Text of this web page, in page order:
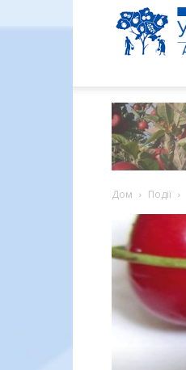
УКРСАДПРОМ
Дом Події